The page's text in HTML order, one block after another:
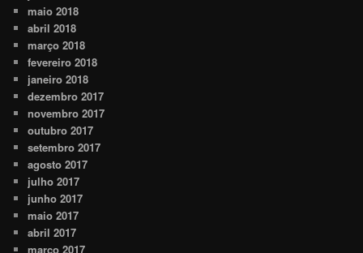
maio 2018
abril 2018
março 2018
fevereiro 2018
janeiro 2018
dezembro 2017
novembro 2017
outubro 2017
setembro 2017
agosto 2017
julho 2017
junho 2017
maio 2017
abril 2017
março 2017